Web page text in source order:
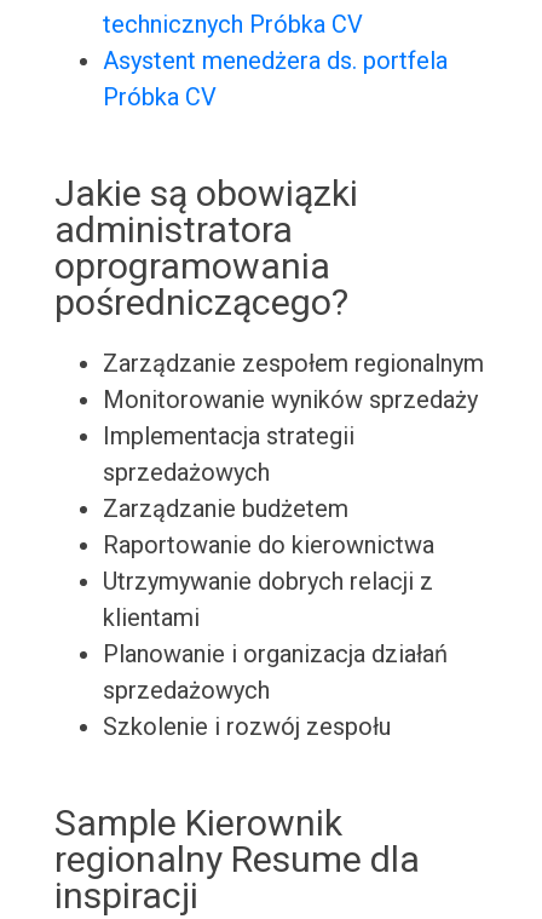
technicznych Próbka CV
Asystent menedżera ds. portfela
Próbka CV
Jakie są obowiązki
administratora
oprogramowania
pośredniczącego?
Zarządzanie zespołem regionalnym
Monitorowanie wyników sprzedaży
Implementacja strategii
sprzedażowych
Zarządzanie budżetem
Raportowanie do kierownictwa
Utrzymywanie dobrych relacji z
klientami
Planowanie i organizacja działań
sprzedażowych
Szkolenie i rozwój zespołu
Sample Kierownik
regionalny Resume dla
inspiracji